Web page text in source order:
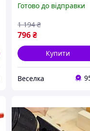
деревооброблення
інструмент FLAME
Готово до відправки
796₴
1 194 ₴
Купити
Веселка